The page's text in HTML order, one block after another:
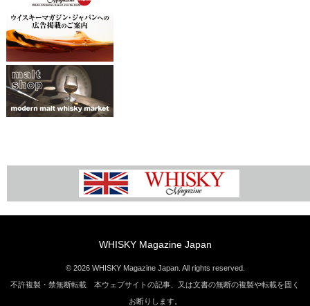
WHISKY Magazine Japan
© 2026 WHISKY Magazine Japan. All rights reserved.
不許複製・禁無断転載 本ウェブサイトの記事、又は文書の無断の複製や転載を固く
お断りします。